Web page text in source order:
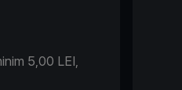
5,00 LEI,